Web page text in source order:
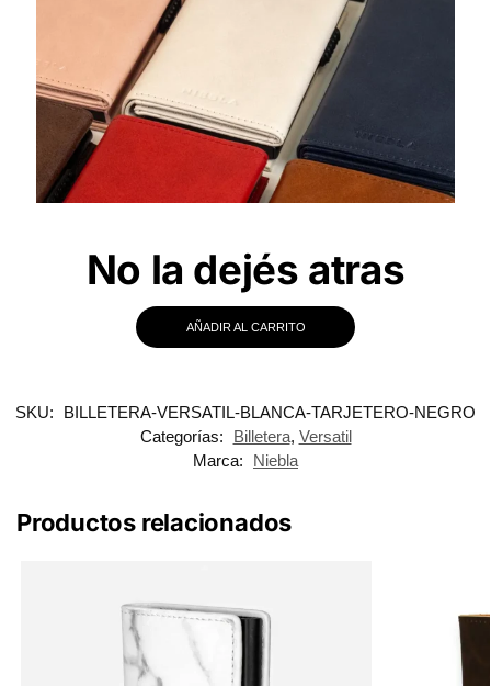
No la dejés atras
AÑADIR AL CARRITO
SKU:
BILLETERA-VERSATIL-BLANCA-TARJETERO-NEGRO
Categorías:
Billetera, Versatil
Marca:
Niebla
Productos relacionados